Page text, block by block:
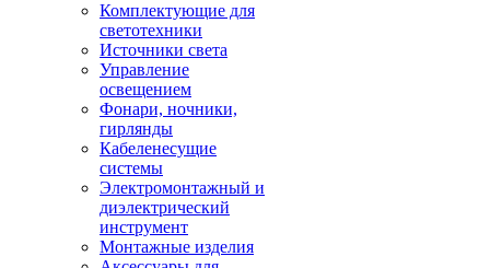
Комплектующие для
светотехники
Источники света
Управление
освещением
Фонари, ночники,
гирлянды
Кабеленесущие
системы
Электромонтажный и
диэлектрический
инструмент
Монтажные изделия